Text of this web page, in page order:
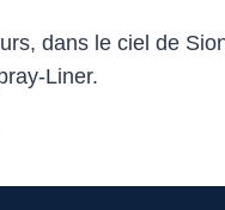
dans le ciel de
Liner.